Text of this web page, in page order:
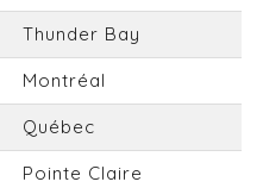
Thunder Bay
Montréal
Québec
Pointe Claire